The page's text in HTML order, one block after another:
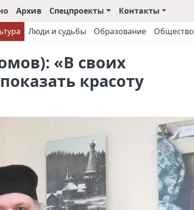
Архив Спецпроекты
Контакты
Люди и судьбы Образование Общество
«В своих
красоту